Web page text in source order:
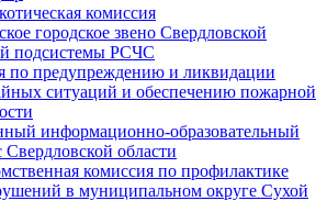
комиссия
городское звено Свердловской
подсистемы РСЧС
по предупреждению и ликвидации
ситуаций и обеспечению пожарной
информационно-образовательный
Cвердловской области
комиссия по профилактике
в муниципальном округе Сухой